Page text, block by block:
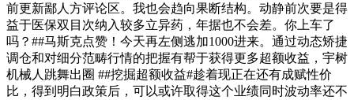
前更新鄙人方评论区。我也会趋向果断结构。动静前次要是得
益于医保双目次纳入较多立异药，年据也不会差。你上车了
吗？##马斯克点赞！今天再左侧逃加1000进来。通过动态矫捷
调仓和对细分范畴行情的把握有帮于获得更多超额收益，宇树
机械人跳舞出圈 ##挖掘超额收益#趁着现正在还有成赋性价
比，得到明白政策后，可以或许取得这个业绩同时波动率还不